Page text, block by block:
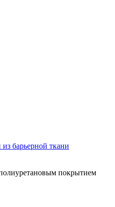
барьерной ткани
покрытием